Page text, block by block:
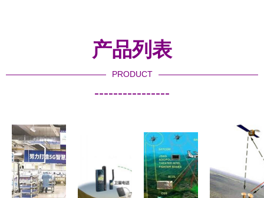
产品列表
PRODUCT
----------------